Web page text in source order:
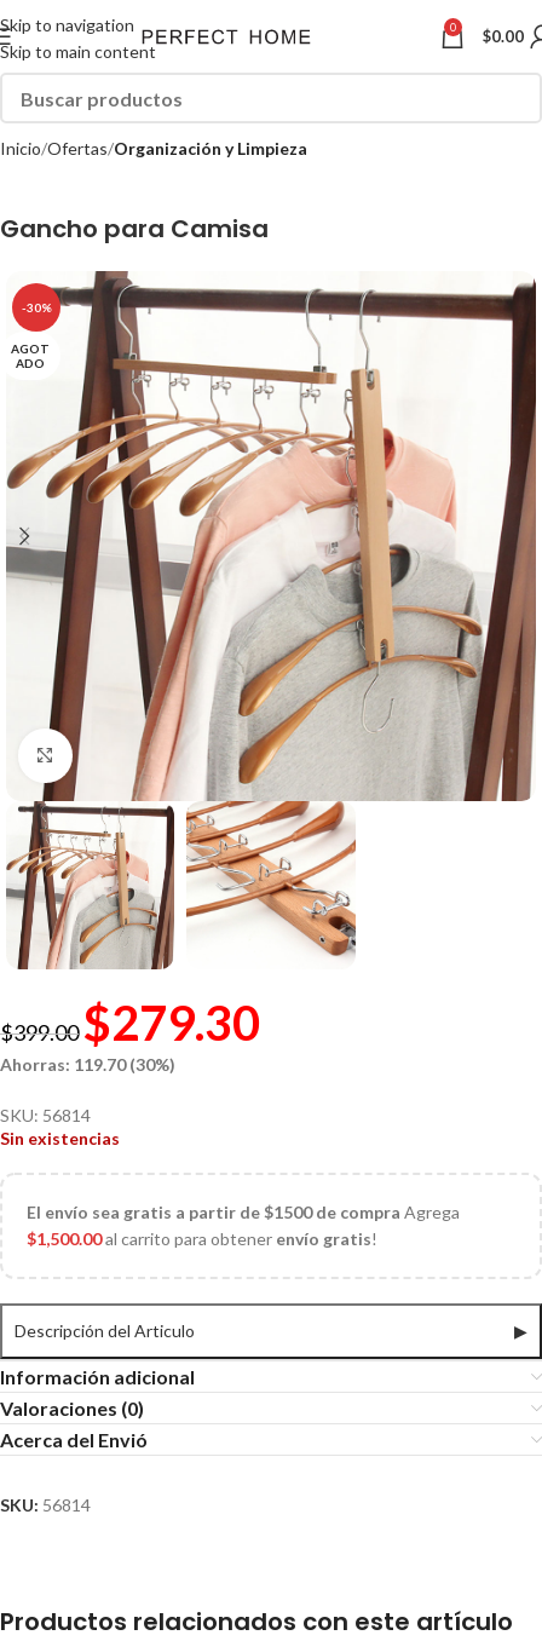
Skip to navigation
Skip to main content
0 $0.00
Inicio Ofertas Organización y Limpieza
Gancho para Camisa
-30%
AGOT
ADO
Click to enlarge
$399.00 $279.30
Ahorras: 119.70 (30%)
SKU: 56814
Sin existencias
El envío sea gratis a partir de $1500 de compra Agrega
$1,500.00al carrito para obtener envío gratis!
Descripción del Articulo ▶
Información adicional
Valoraciones (0)
Acerca del Envió
SKU: 56814
Productos relacionados con este artículo